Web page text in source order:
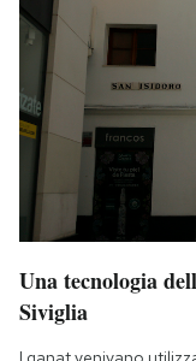
Una tecnologia
Siviglia